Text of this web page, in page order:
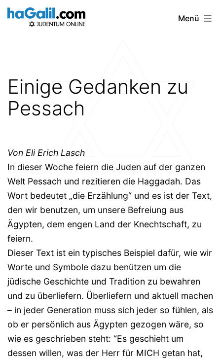
Zum
Inhalt
Menü
Einige Gedanken zu
Pessach
Von Eli Erich Lasch
In dieser Woche feiern die Juden auf der ganzen
Welt Pessach und rezitieren die Haggadah. Das
Wort bedeutet „die Erzählung“ und es ist der Text,
den wir benutzen, um unsere Befreiung aus
Ägypten, dem engen Land der Knechtschaft, zu
feiern.
Dieser Text ist ein typisches Beispiel dafür, wie wir
Worte und Symbole dazu benützen um die
jüdische Geschichte und Tradition zu bewahren
und zu überliefern. Überliefern und aktuell machen
– in jeder Generation muss sich jeder so fühlen, als
ob er persönlich aus Ägypten gezogen wäre, so
wie es geschrieben steht: “Es geschieht um
dessen willen, was der Herr für MICH getan hat,